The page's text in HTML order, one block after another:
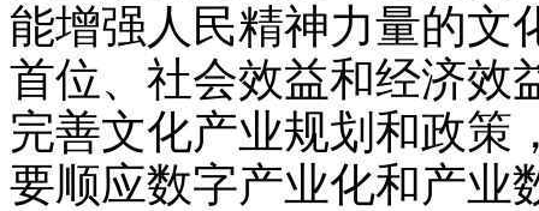
能增强人民精神力量的文
首位、社会效益和经济效
完善文化产业规划和政策
要顺应数字产业化和产业